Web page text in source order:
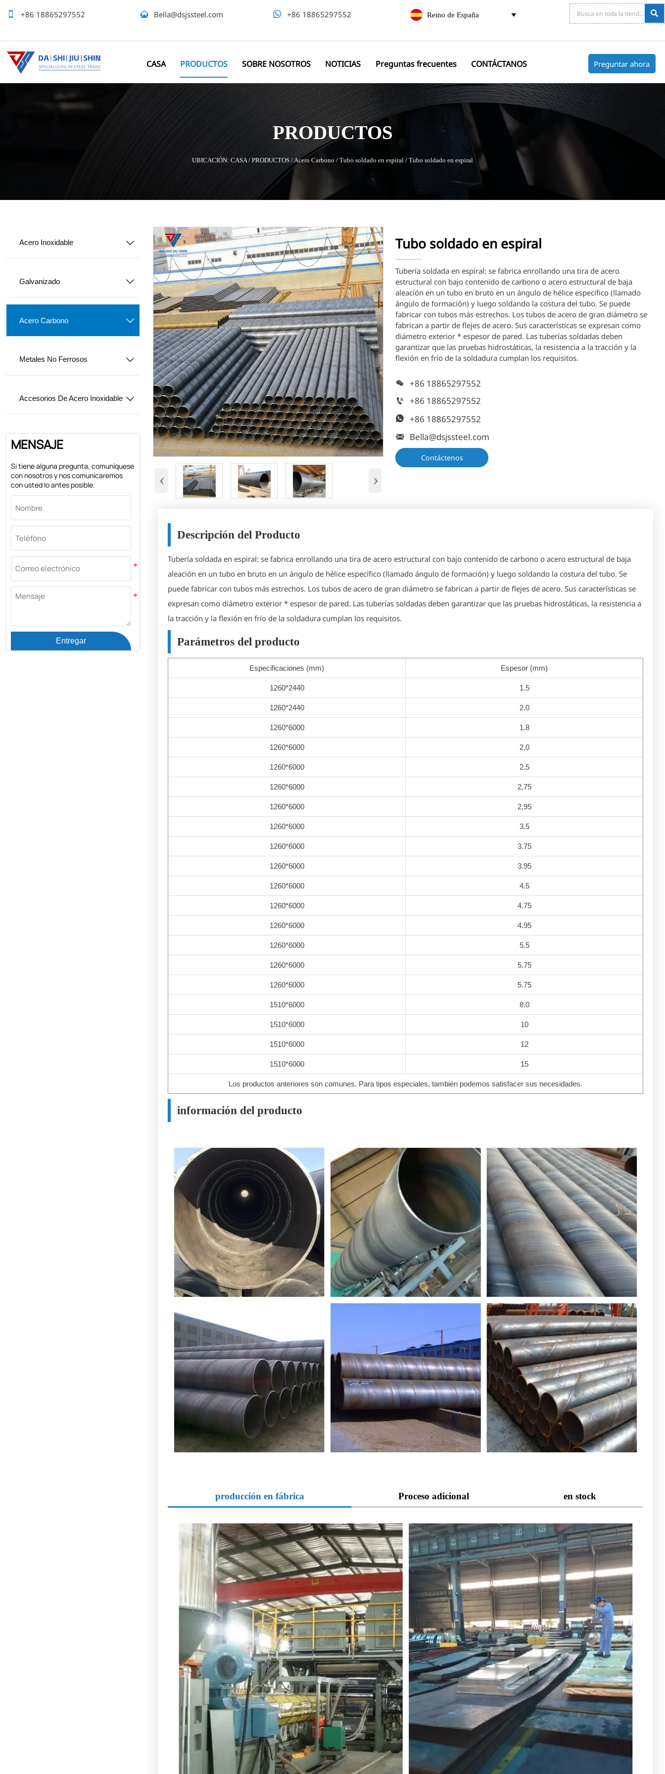
 +86 18865297552  Bella@dsjssteel.com  +86 18865297552 Reino de España  
CASA PRODUCTOS SOBRE NOSOTROS NOTICIAS Preguntas frecuentes CONTÁCTANOS Preguntar ahora
PRODUCTOS
UBICACIÓN:CASA/PRODUCTOS/Acero Carbono / Tubo soldado en espiral / Tubo soldado en espiral
Acero Inoxidable 
Galvanizado 
Acero Carbono 
Metales No Ferrosos 
Accesorios De Acero Inoxidable 
MENSAJE
Si tiene alguna pregunta, comuníquese
con nosotros y nos comunicaremos
con usted lo antes posible.
Entregar
‹ ›
Tubo soldado en espiral
Tubería soldada en espiral: se fabrica enrollando una tira de acero
estructural con bajo contenido de carbono o acero estructural de baja
aleación en un tubo en bruto en un ángulo de hélice específico (llamado
ángulo de formación) y luego soldando la costura del tubo. Se puede
fabricar con tubos más estrechos. Los tubos de acero de gran diámetro se
fabrican a partir de flejes de acero. Sus características se expresan como
diámetro exterior * espesor de pared. Las tuberías soldadas deben
garantizar que las pruebas hidrostáticas, la resistencia a la tracción y la
flexión en frío de la soldadura cumplan los requisitos.
 +86 18865297552
 +86 18865297552
 +86 18865297552
 Bella@dsjssteel.com
Contáctenos
Descripción del Producto
Tubería soldada en espiral: se fabrica enrollando una tira de acero estructural con bajo contenido de carbono o acero estructural de baja
aleación en un tubo en bruto en un ángulo de hélice específico (llamado ángulo de formación) y luego soldando la costura del tubo. Se
puede fabricar con tubos más estrechos. Los tubos de acero de gran diámetro se fabrican a partir de flejes de acero. Sus características se
expresan como diámetro exterior * espesor de pared. Las tuberías soldadas deben garantizar que las pruebas hidrostáticas, la resistencia a
la tracción y la flexión en frío de la soldadura cumplan los requisitos.
Parámetros del producto
Especificaciones (mm) Espesor (mm)
1260*2440 1.5
1260*2440 2.0
1260*6000 1.8
1260*6000 2.0
1260*6000 2.5
1260*6000 2,75
1260*6000 2,95
1260*6000 3.5
1260*6000 3.75
1260*6000 3.95
1260*6000 4.5
1260*6000 4.75
1260*6000 4.95
1260*6000 5.5
1260*6000 5.75
1260*6000 5.75
1510*6000 8.0
1510*6000 10
1510*6000 12
1510*6000 15
Los productos anteriores son comunes. Para tipos especiales, también podemos satisfacer sus necesidades.
información del producto
producción en fábrica Proceso adicional en stock
Los tubos soldados en espiral pueden someterse a corte, esmerilado, soldadura, marcado por pulverización, lubricación, protección
contra la corrosión y otros procesos.